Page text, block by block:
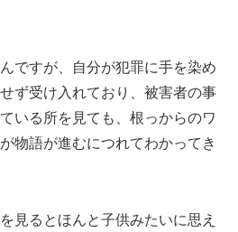
ですが、自分が犯罪に手を染め
ず受け入れており、被害者の事
いる所を見ても、根っからのワ
物語が進むにつれてわかってき
見るとほんと子供みたいに思え